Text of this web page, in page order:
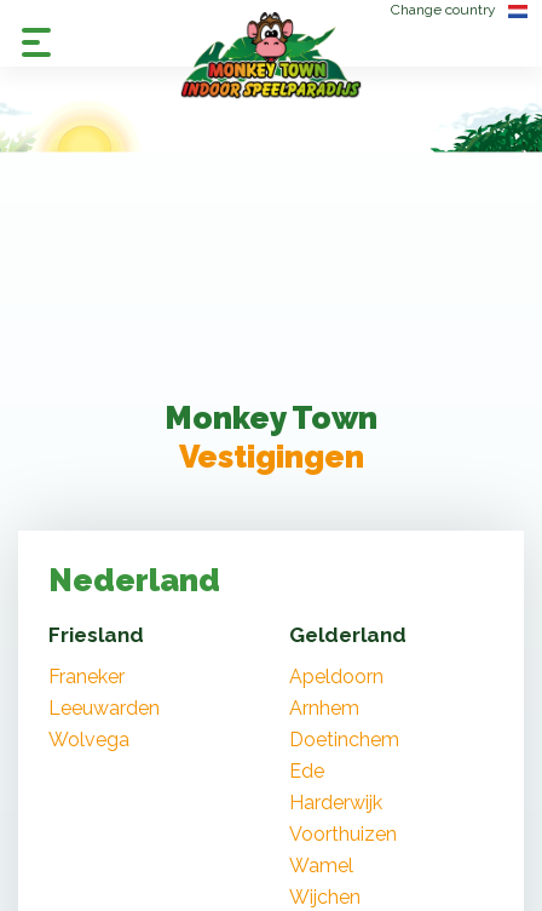
Change country
Monkey Town
Vestigingen
Nederland
Friesland
Franeker
Leeuwarden
Wolvega
Gelderland
Apeldoorn
Arnhem
Doetinchem
Ede
Harderwijk
Voorthuizen
Wamel
Wijchen